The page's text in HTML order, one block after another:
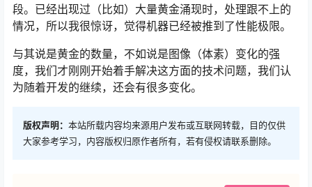
段。已经出现过（比如）大量黄金涌现时，处理跟不上的
情况，所以我很惊讶，觉得机器已经被推到了性能极限。
与其说是黄金的数量，不如说是图像（体素）变化的强
度，我们才刚刚开始着手解决这方面的技术问题，我们认
为随着开发的继续，还会有很多变化。
版权声明： 本站所载内容均来源用户发布或互联网转载，目的仅供
大家参考学习，内容版权归原作者所有，若有侵权请联系删除。